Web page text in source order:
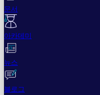
문서
아카데미
뉴스
블로그